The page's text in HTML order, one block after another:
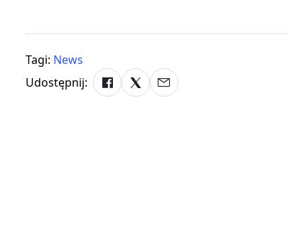
Tagi: News
Udostępnij: